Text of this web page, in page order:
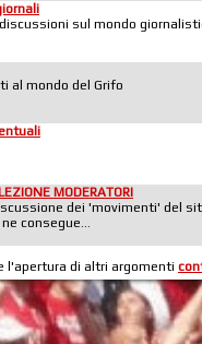
sul mondo
al mondo del Grifo
MODERATORI
dei 'movimenti' del
consegue...
l'apertura di altri argomenti